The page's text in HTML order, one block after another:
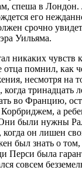
спеша в
его
срочно
Уильяма.
никаких чувств
отца помнил, как
несмотря на
тринадцать
во Францию,
Корбриджем, а
Они были нужны
когда он лишен
был знать о том,
Перси была
совсем